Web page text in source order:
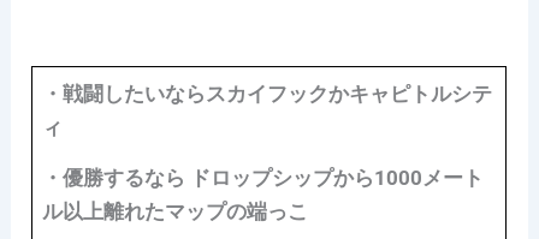
・戦闘したいならスカイフックかキャピトルシテ
ィ
・優勝するなら ドロップシップから1000メート
ル以上離れたマップの端っこ